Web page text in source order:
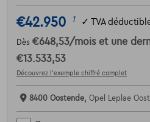
€42.950 1 ✓ TVA
Dès €648,53/mois et une
€13.533,53
Découvrez l’exemple chiffré complet
8400 Oostende, Opel Leplae